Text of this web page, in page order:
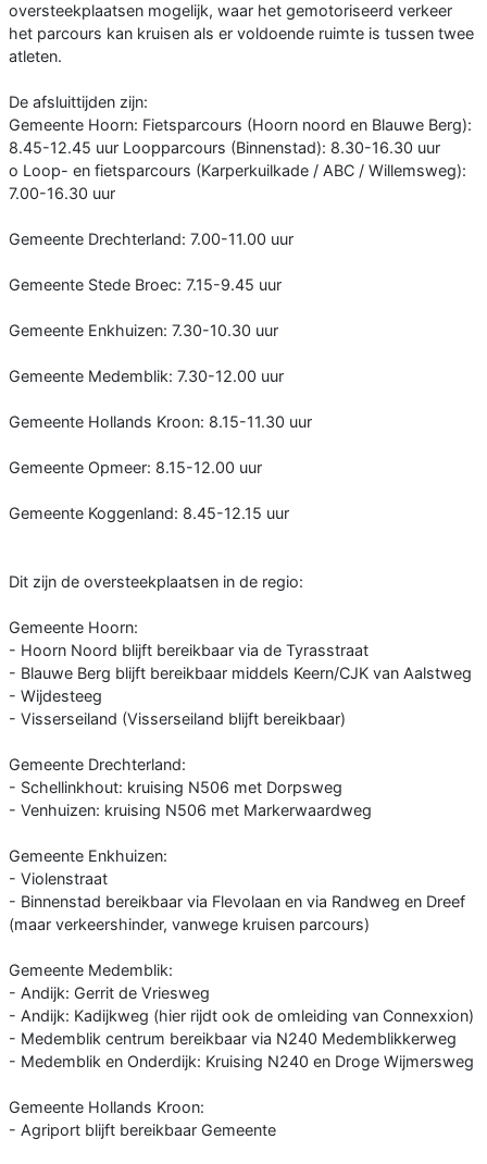
oversteekplaatsen mogelijk, waar het gemotoriseerd verkeer
het parcours kan kruisen als er voldoende ruimte is tussen twee
atleten.
De afsluittijden zijn:
Gemeente Hoorn: Fietsparcours (Hoorn noord en Blauwe Berg):
8.45-12.45 uur Loopparcours (Binnenstad): 8.30-16.30 uur
o Loop- en fietsparcours (Karperkuilkade / ABC / Willemsweg):
7.00-16.30 uur
Gemeente Drechterland: 7.00-11.00 uur
Gemeente Stede Broec: 7.15-9.45 uur
Gemeente Enkhuizen: 7.30-10.30 uur
Gemeente Medemblik: 7.30-12.00 uur
Gemeente Hollands Kroon: 8.15-11.30 uur
Gemeente Opmeer: 8.15-12.00 uur
Gemeente Koggenland: 8.45-12.15 uur
Dit zijn de oversteekplaatsen in de regio:
Gemeente Hoorn:
- Hoorn Noord blijft bereikbaar via de Tyrasstraat
- Blauwe Berg blijft bereikbaar middels Keern/CJK van Aalstweg
- Wijdesteeg
- Visserseiland (Visserseiland blijft bereikbaar)
Gemeente Drechterland:
- Schellinkhout: kruising N506 met Dorpsweg
- Venhuizen: kruising N506 met Markerwaardweg
Gemeente Enkhuizen:
- Violenstraat
- Binnenstad bereikbaar via Flevolaan en via Randweg en Dreef
(maar verkeershinder, vanwege kruisen parcours)
Gemeente Medemblik:
- Andijk: Gerrit de Vriesweg
- Andijk: Kadijkweg (hier rijdt ook de omleiding van Connexxion)
- Medemblik centrum bereikbaar via N240 Medemblikkerweg
- Medemblik en Onderdijk: Kruising N240 en Droge Wijmersweg
Gemeente Hollands Kroon:
- Agriport blijft bereikbaar Gemeente